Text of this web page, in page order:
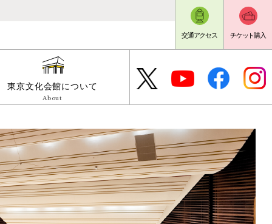
チケット購入
交通アクセス
東京文化会館について
About